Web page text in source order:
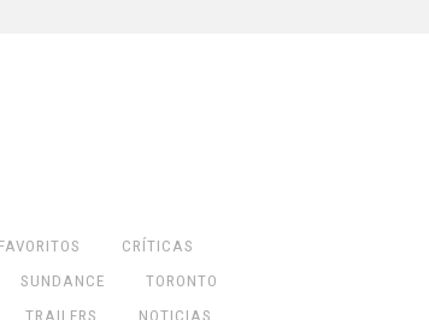
CRÍTICAS
SUNDANCE
TORONTO
TRAILERS NOTICIAS